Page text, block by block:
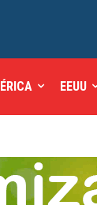
EEUU